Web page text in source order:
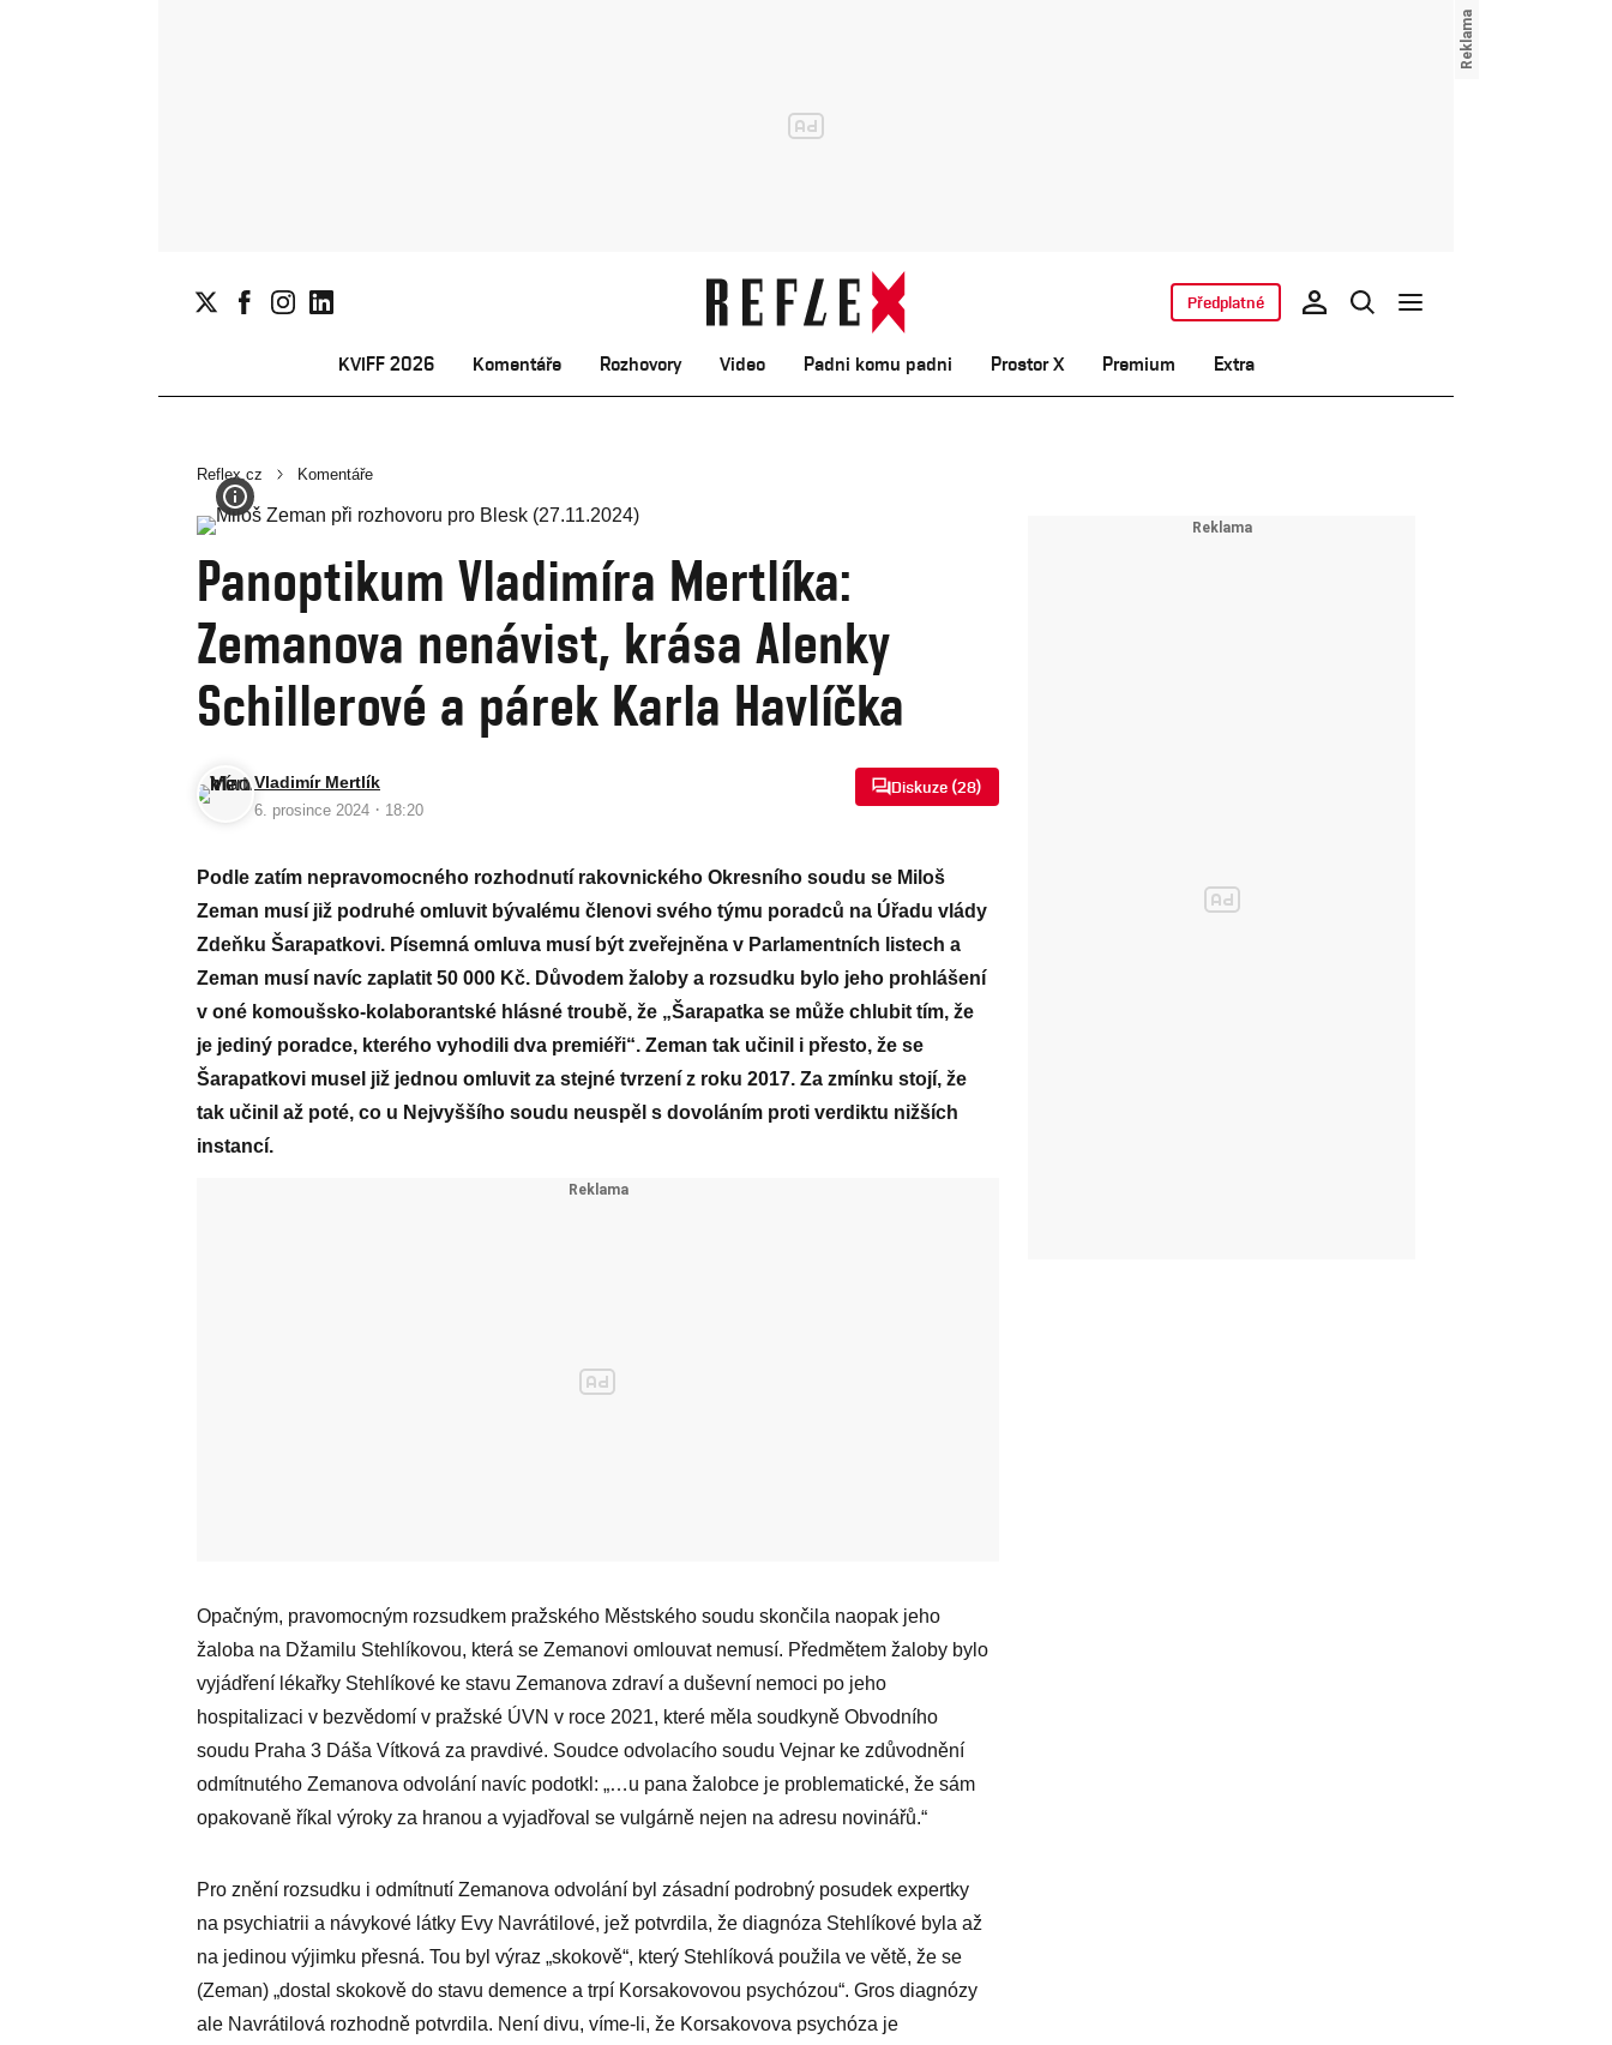
KVIFF 2026 Komentáře Rozhovory Video Padni komu padni Prostor X Premium Extra
Předplatné
Reflex.cz Komentáře
Panoptikum Vladimíra Mertlíka:
Zemanova nenávist, krása Alenky
Schillerové a párek Karla Havlíčka
Vladimír Mertlík
6. prosince 2024 · 18:20
Diskuze (28)
Podle zatím nepravomocného rozhodnutí rakovnického Okresního soudu se Miloš
Zeman musí již podruhé omluvit bývalému členovi svého týmu poradců na Úřadu vlády
Zdeňku Šarapatkovi. Písemná omluva musí být zveřejněna v Parlamentních listech a
Zeman musí navíc zaplatit 50 000 Kč. Důvodem žaloby a rozsudku bylo jeho prohlášení
v oné komoušsko-kolaborantské hlásné troubě, že „Šarapatka se může chlubit tím, že
je jediný poradce, kterého vyhodili dva premiéři“. Zeman tak učinil i přesto, že se
Šarapatkovi musel již jednou omluvit za stejné tvrzení z roku 2017. Za zmínku stojí, že
tak učinil až poté, co u Nejvyššího soudu neuspěl s dovoláním proti verdiktu nižších
instancí.
Opačným, pravomocným rozsudkem pražského Městského soudu skončila naopak jeho
žaloba na Džamilu Stehlíkovou, která se Zemanovi omlouvat nemusí. Předmětem žaloby bylo
vyjádření lékařky Stehlíkové ke stavu Zemanova zdraví a duševní nemoci po jeho
hospitalizaci v bezvědomí v pražské ÚVN v roce 2021, které měla soudkyně Obvodního
soudu Praha 3 Dáša Vítková za pravdivé. Soudce odvolacího soudu Vejnar ke zdůvodnění
odmítnutého Zemanova odvolání navíc podotkl: „…u pana žalobce je problematické, že sám
opakovaně říkal výroky za hranou a vyjadřoval se vulgárně nejen na adresu novinářů.“
Pro znění rozsudku i odmítnutí Zemanova odvolání byl zásadní podrobný posudek expertky
na psychiatrii a návykové látky Evy Navrátilové, jež potvrdila, že diagnóza Stehlíkové byla až
na jedinou výjimku přesná. Tou byl výraz „skokově“, který Stehlíková použila ve větě, že se
(Zeman) „dostal skokově do stavu demence a trpí Korsakovovou psychózou“. Gros diagnózy
ale Navrátilová rozhodně potvrdila. Není divu, víme-li, že Korsakovova psychóza je